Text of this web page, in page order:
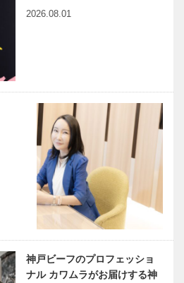
2026.08.01
神戸ビーフのプロフェッショ
ナル カワムラがお届けする神